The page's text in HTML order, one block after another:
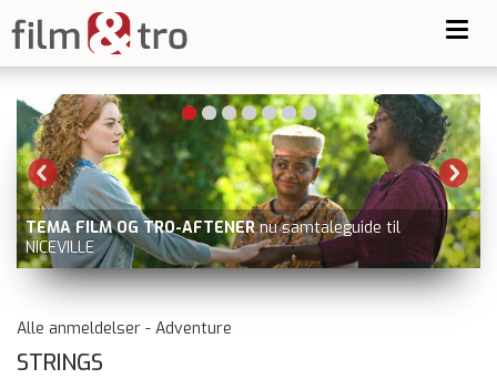
FILM OG TRO-AFTENER nu samtaleguide til
GOLDA
ray
Alle anmeldelser - Adventure
STRINGS